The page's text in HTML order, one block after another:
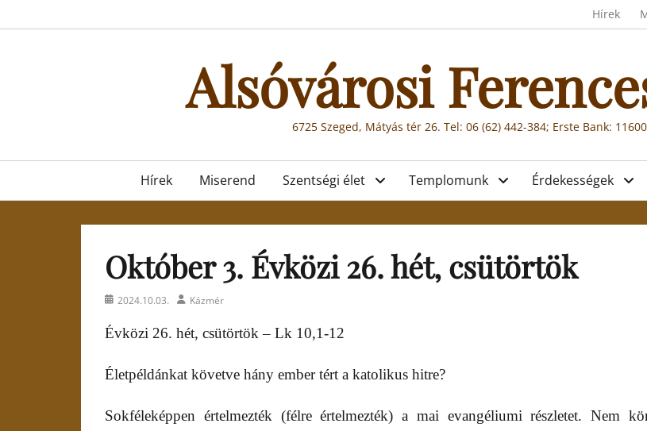
to
Hírek
Alsóvárosi
6725 Szeged, Mátyás tér 26. Tel: 06 (62) 442-384; Erste Bank:
Primary
menu
Hírek Miserend Szentségi élet Templomunk Érdekességek
Október 3. Évközi 26. hét, csütörtök
Posted2024.10.03. AuthorKázmér
Évközi 26. hét, csütörtök – Lk 10,1-12
Életpéldánkat követve hány ember tért a katolikus hitre?
Sokféleképpen értelmezték (félre értelmezték) a mai evangéliumi részletet. Nem